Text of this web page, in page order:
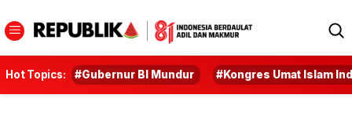
Hot Topics: #Gubernur BI Mundur #Kongres Umat Islam